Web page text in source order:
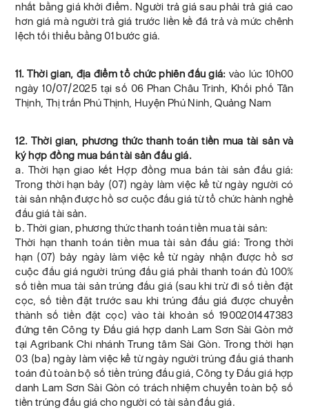
nhất bằng giá khởi điểm. Người trả giá sau phải trả giá cao
hơn giá mà người trả giá trước liền kề đã trả và mức chênh
lệch tối thiểu bằng 01 bước giá.
11. Thời gian, địa điểm tổ chức phiên đấu giá: vào lúc 10h00
ngày 10/07/2025 tại số 06 Phan Châu Trinh, Khối phố Tân
Thịnh, Thị trấn Phú Thịnh, Huyện Phú Ninh, Quảng Nam
12. Thời gian, phương thức thanh toán tiền mua tài sản và
ký hợp đồng mua bán tài sản đấu giá.
a. Thời hạn giao kết Hợp đồng mua bán tài sản đấu giá:
Trong thời hạn bảy (07) ngày làm việc kể từ ngày người có
tài sản nhận được hồ sơ cuộc đấu giá từ tổ chức hành nghề
đấu giá tài sản.
b. Thời gian, phương thức thanh toán tiền mua tài sản:
Thời hạn thanh toán tiền mua tài sản đấu giá: Trong thời
hạn (07) bảy ngày làm việc kể từ ngày nhận được hồ sơ
cuộc đấu giá người trúng đấu giá phải thanh toán đủ 100%
số tiền mua tài sản trúng đấu giá (sau khi trừ đi số tiền đặt
cọc, số tiền đặt trước sau khi trúng đấu giá được chuyển
thành số tiền đặt cọc) vào tài khoản số 1900201447383
đứng tên Công ty Đấu giá hợp danh Lam Sơn Sài Gòn mở
tại Agribank Chi nhánh Trung tâm Sài Gòn. Trong thời hạn
03 (ba) ngày làm việc kể từ ngày người trúng đấu giá thanh
toán đủ toàn bộ số tiền trúng đấu giá, Công ty Đấu giá hợp
danh Lam Sơn Sài Gòn có trách nhiệm chuyển toàn bộ số
tiền trúng đấu giá cho người có tài sản đấu giá.